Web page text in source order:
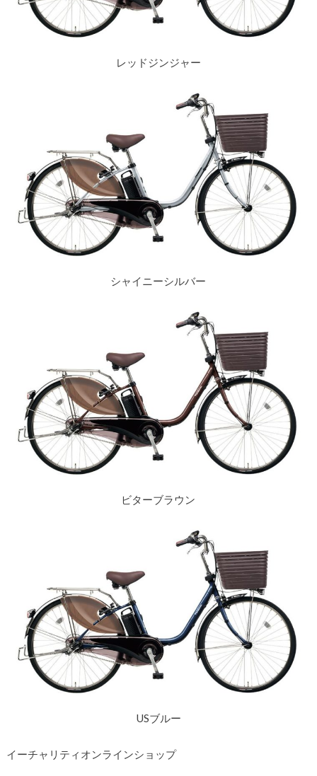
レッドジンジャー
シャイニーシルバー
ビターブラウン
USブルー
イーチャリティオンラインショップ